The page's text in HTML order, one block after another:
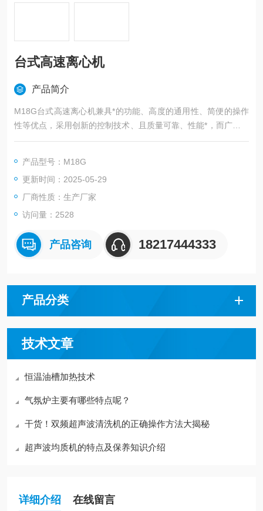
台式高速离心机
产品简介
M18G台式高速离心机兼具*的功能、高度的通用性、简便的操作
性等优点，采用创新的控制技术、且质量可靠、性能*，而广泛用
于医学临床生化、血液学、免疫学及临床科研和分子生物学研究
物等实验研究中更为显著。
产品型号：M18G
更新时间：2025-05-29
厂商性质：生产厂家
访问量：2528
产品咨询 18217444333
产品分类
技术文章
恒温油槽加热技术
气氛炉主要有哪些特点呢？
干货！双频超声波清洗机的正确操作方法大揭秘
超声波均质机的特点及保养知识介绍
详细介绍 在线留言